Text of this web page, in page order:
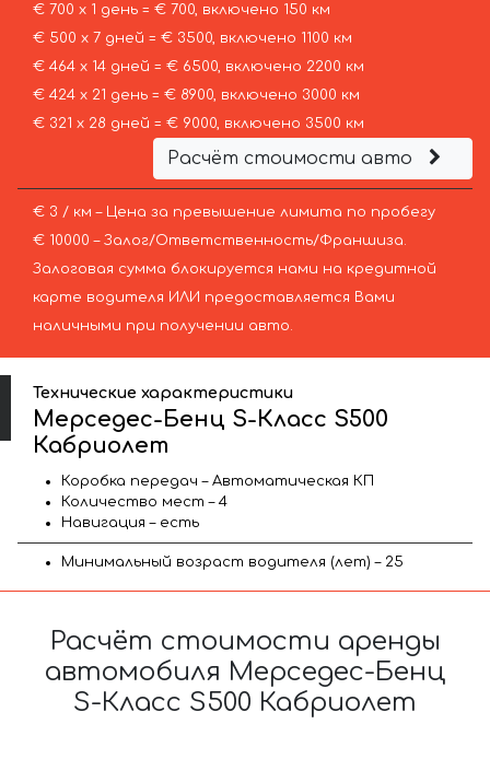
€ 700 х 1 день = € 700, включено 150 км
€ 500 х 7 дней = € 3500, включено 1100 км
€ 464 х 14 дней = € 6500, включено 2200 км
€ 424 х 21 день = € 8900, включено 3000 км
€ 321 х 28 дней = € 9000, включено 3500 км
Расчёт стоимости авто
€ 3 / км – Цена за превышение лимита по пробегу
€ 10000 – Залог/Ответственность/Франшиза.
Залоговая сумма блокируется нами на кредитной
карте водителя ИЛИ предоставляется Вами
наличными при получении авто.
Технические характеристики
Мерседес-Бенц S-Класс S500
Кабриолет
Коробка передач – Автоматическая КП
Количество мест – 4
Навигация – есть
Минимальный возраст водителя (лет) – 25
Расчёт стоимости аренды
автомобиля Мерседес-Бенц
S-Класс S500 Кабриолет